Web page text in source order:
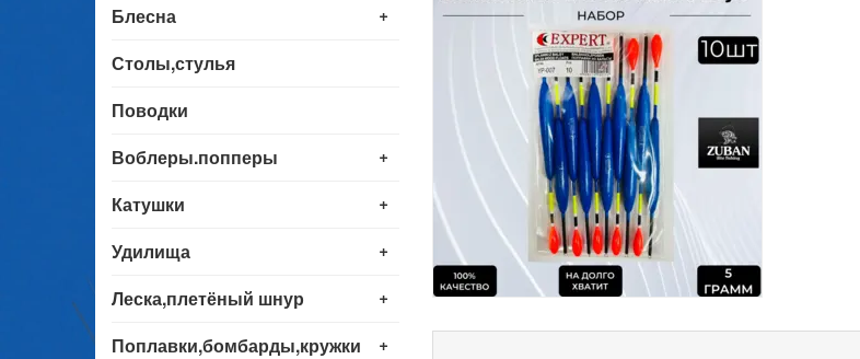
+
Блесна
Столы,стулья
Поводки
+
Воблеры.попперы
+
Катушки
+
Удилища
+
Леска,плетёный шнур
+
Поплавки,бомбарды,кружки